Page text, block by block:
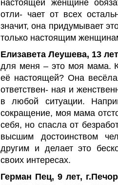
настоящей женщине
отли- чает от всех
значит, она придумывает
только настоящим
Елизавета Леушева, 13
для меня – это моя мама.
её настоящей? Она
ответствен- ная и
в любой ситуации.
сокращение, моя мама
себя, но спасла от
высшим достоинством
другим и делает это
своих интересах.
Герман Пец, 9 лет,